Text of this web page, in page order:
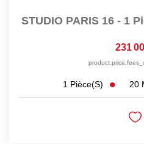
STUDIO PARIS 16 - 1
231
1 Pièce(s) 20